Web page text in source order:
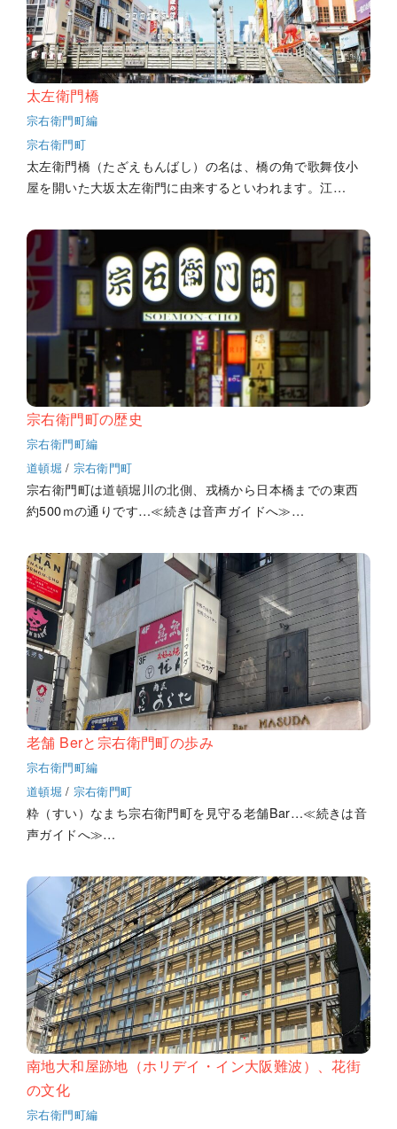
太左衛門橋
宗右衛門町編
宗右衛門町
太左衛門橋（たざえもんばし）の名は、橋の角で歌舞伎小
屋を開いた大坂太左衛門に由来するといわれます。江…
宗右衛門町の歴史
宗右衛門町編
道頓堀 / 宗右衛門町
宗右衛門町は道頓堀川の北側、戎橋から日本橋までの東西
約500ｍの通りです…≪続きは音声ガイドへ≫…
老舗 Berと宗右衛門町の歩み
宗右衛門町編
道頓堀 / 宗右衛門町
粋（すい）なまち宗右衛門町を見守る老舗Bar…≪続きは音
声ガイドへ≫…
南地大和屋跡地（ホリデイ・イン大阪難波）、花街
の文化
宗右衛門町編